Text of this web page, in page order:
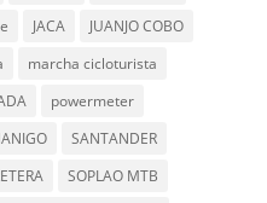
JACA
JUANJO COBO
marcha cicloturista
powermeter
SANTANDER
SOPLAO MTB